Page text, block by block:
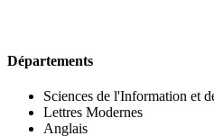
Départements
Sciences de l'Information et
Lettres Modernes
Anglais